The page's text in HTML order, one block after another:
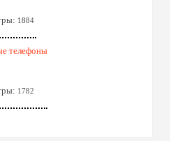
1884
телефоны
1782